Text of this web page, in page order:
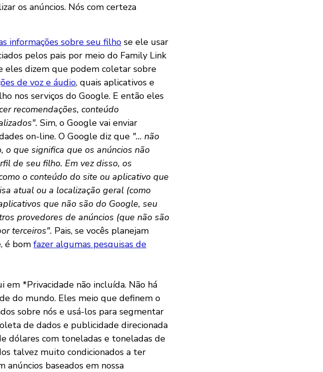
os anúncios. Nós com certeza
informações sobre seu filho se ele usar
pelos pais por meio do Family Link
eles dizem que podem coletar sobre
de voz e áudio, quais aplicativos e
nos serviços do Google. E então eles
recomendações, conteúdo
Sim, o Google vai enviar
on-line. O Google diz que "... não
o que significa que os anúncios não
de seu filho. Em vez disso, os
o conteúdo do site ou aplicativo que
atual ou a localização geral (como
que não são do Google, seu
provedores de anúncios (que não são
terceiros". Pais, se vocês planejam
é bom fazer algumas pesquisas de
*Privacidade não incluída. Não há
do mundo. Eles meio que definem o
sobre nós e usá-los para segmentar
de dados e publicidade direcionada
dólares com toneladas e toneladas de
talvez muito condicionados a ter
anúncios baseados em nossa